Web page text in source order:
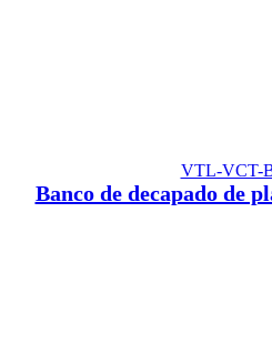
VTL-VCT-
Banco de decapado de